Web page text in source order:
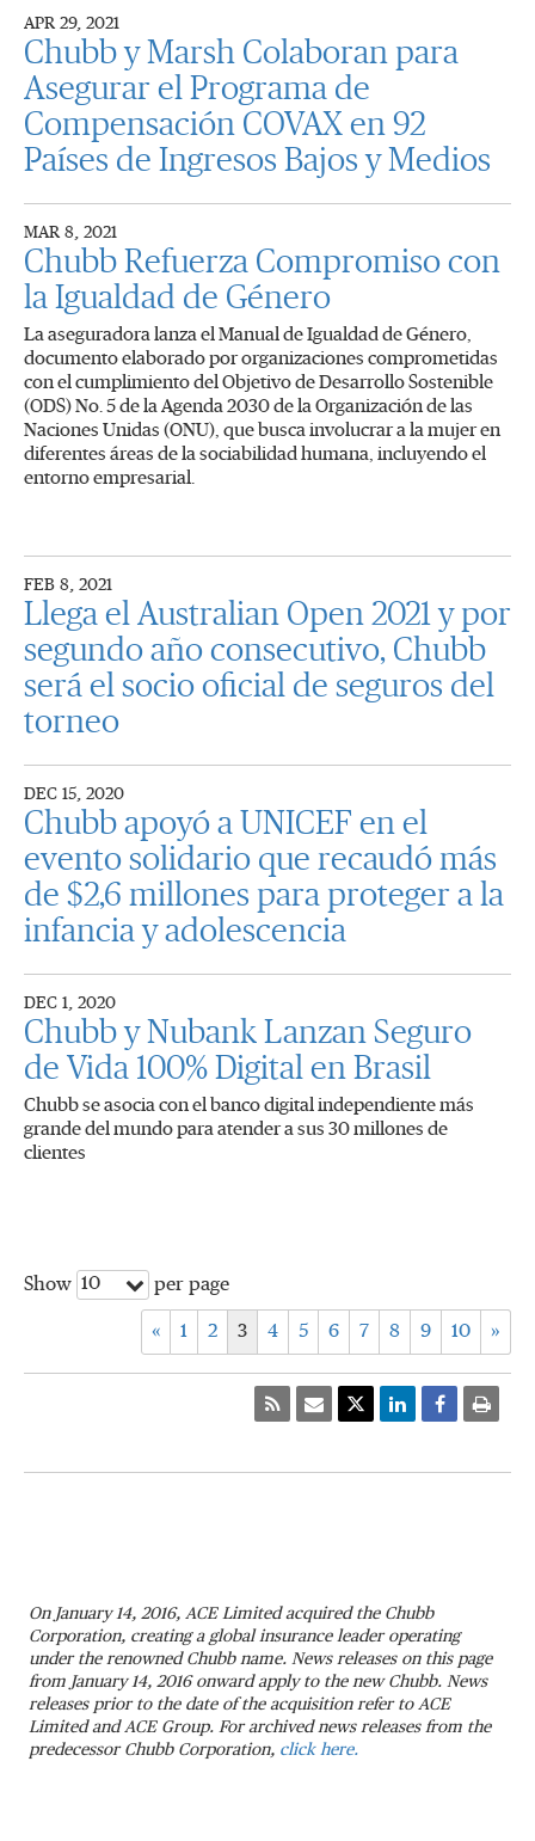
APR 29, 2021
Chubb y Marsh Colaboran para
Asegurar el Programa de
Compensación COVAX en 92
Países de Ingresos Bajos y Medios
MAR 8, 2021
Chubb Refuerza Compromiso con
la Igualdad de Género
La aseguradora lanza el Manual de Igualdad de Género,
documento elaborado por organizaciones comprometidas
con el cumplimiento del Objetivo de Desarrollo Sostenible
(ODS) No. 5 de la Agenda 2030 de la Organización de las
Naciones Unidas (ONU), que busca involucrar a la mujer en
diferentes áreas de la sociabilidad humana, incluyendo el
entorno empresarial.
FEB 8, 2021
Llega el Australian Open 2021 y por
segundo año consecutivo, Chubb
será el socio oficial de seguros del
torneo
DEC 15, 2020
Chubb apoyó a UNICEF en el
evento solidario que recaudó más
de $2,6 millones para proteger a la
infancia y adolescencia
DEC 1, 2020
Chubb y Nubank Lanzan Seguro
de Vida 100% Digital en Brasil
Chubb se asocia con el banco digital independiente más
grande del mundo para atender a sus 30 millones de
clientes
Show 10 per page
« 1 2 3 4 5 6 7 8 9 10 »
On January 14, 2016, ACE Limited acquired the Chubb
Corporation, creating a global insurance leader operating
under the renowned Chubb name. News releases on this page
from January 14, 2016 onward apply to the new Chubb. News
releases prior to the date of the acquisition refer to ACE
Limited and ACE Group. For archived news releases from the
predecessor Chubb Corporation, click here.